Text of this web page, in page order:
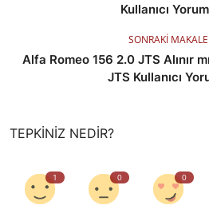
Kullanıcı
SONRAKI MAKALE
Alfa Romeo 156 2.0 JTS Alınır
JTS Kullanıcı
TEPKINIZ NEDIR?
1 0 0